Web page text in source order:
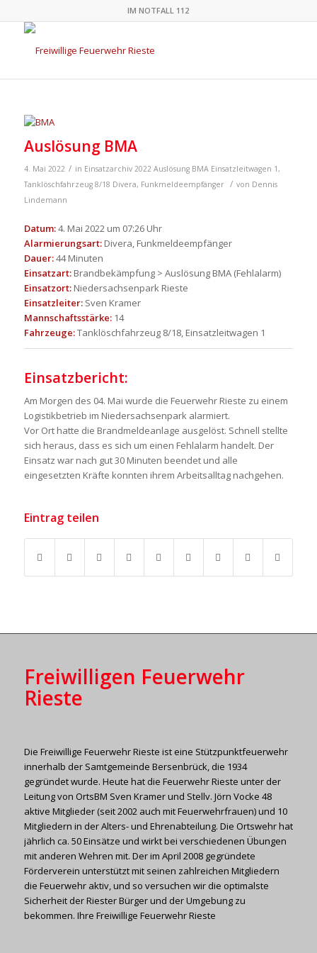
IM NOTFALL 112
Auslösung BMA
4. Mai 2022 / in Einsatzarchiv 2022 Auslösung BMA Einsatzleitwagen 1,
Tanklöschfahrzeug 8/18 Divera, Funkmeldeempfänger / von Dennis
Lindemann
Datum:4. Mai 2022 um 07:26 Uhr
Alarmierungsart:Divera, Funkmeldeempfänger
Dauer:44 Minuten
Einsatzart:Brandbekämpfung > Auslösung BMA (Fehlalarm)
Einsatzort:Niedersachsenpark Rieste
Einsatzleiter:Sven Kramer
Mannschaftsstärke:14
Fahrzeuge:Tanklöschfahrzeug 8/18, Einsatzleitwagen 1
Einsatzbericht:
Am Morgen des 04. Mai wurde die Feuerwehr Rieste zu einem
Logistikbetrieb im Niedersachsenpark alarmiert.
Vor Ort hatte die Brandmeldeanlage ausgelöst. Schnell stellte
sich heraus, dass es sich um einen Fehlalarm handelt. Der
Einsatz war nach gut 30 Minuten beendet und alle
eingesetzten Kräfte konnten ihrem Arbeitsalltag nachgehen.
Eintrag teilen
Freiwilligen Feuerwehr
Rieste
Die Freiwillige Feuerwehr Rieste ist eine Stützpunktfeuerwehr
innerhalb der Samtgemeinde Bersenbrück, die 1934
gegründet wurde. Heute hat die Feuerwehr Rieste unter der
Leitung von OrtsBM Sven Kramer und Stellv. Jörn Vocke 48
aktive Mitglieder (seit 2002 auch mit Feuerwehrfrauen) und 10
Mitgliedern in der Alters- und Ehrenabteilung. Die Ortswehr hat
jährlich ca. 50 Einsätze und wirkt bei verschiedenen Übungen
mit anderen Wehren mit. Der im April 2008 gegründete
Förderverein unterstützt mit seinen zahlreichen Mitgliedern
die Feuerwehr aktiv, und so versuchen wir die optimalste
Sicherheit der Riester Bürger und der Umgebung zu
bekommen. Ihre Freiwillige Feuerwehr Rieste